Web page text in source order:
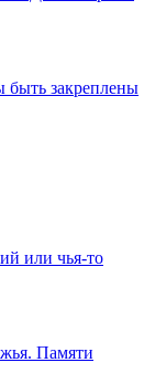
закреплены
или чья-то
Памяти